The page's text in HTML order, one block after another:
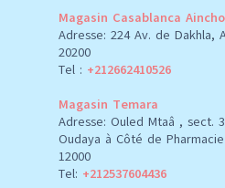
Magasin Casablanca
Adresse: 224 Av. de Dakhla,
20200
Tel : +212662410526
Magasin Temara
Adresse: Ouled Mtaâ , sect.
Oudaya à Côté de
12000
Tel: +212537604436